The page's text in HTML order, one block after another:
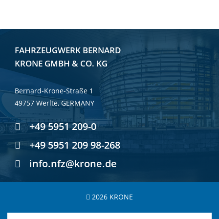
FAHRZEUGWERK BERNARD
KRONE GMBH & CO. KG
Bernard-Krone-Straße 1
49757 Werlte, GERMANY
+49 5951 209-0
+49 5951 209 98-268
info.nfz@krone.de
2026 KRONE